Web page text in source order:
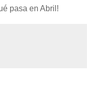
pasa en Abril!